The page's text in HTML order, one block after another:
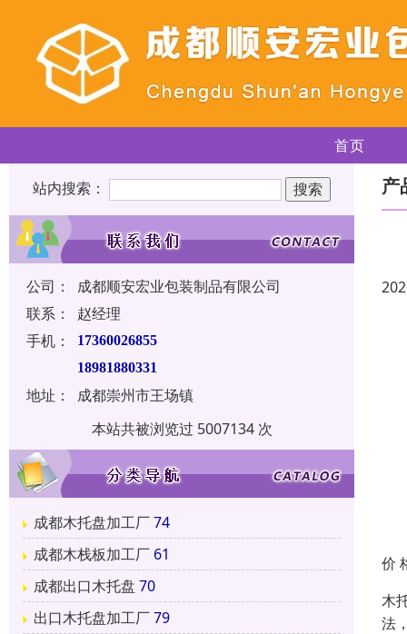
首页
站内搜索：
公司：
成都顺安宏业包装制品有限公司
联系：
赵经理
手机：
17360026855
18981880331
地址：
成都崇州市王场镇
本站共被浏览过 5007134 次
成都木托盘加工厂74
成都木栈板加工厂 61
成都出口木托盘 70
出口木托盘加工厂79
产
价
木
法